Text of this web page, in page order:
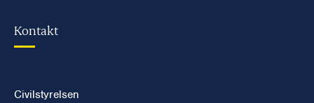
Kontakt
Civilstyrelsen